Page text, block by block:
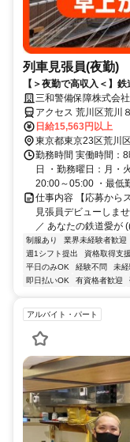
列車見張員(夜勤)
【＞夜勤で高収入＜】
♪
三和警備保障株式会
アクセス 荒川区荒川
談可 ■電話面接■来社
日給15,563円以上
東京都東京23区荒川区
勤務時間 実働時間：
日 ・勤務曜日：月・
20:00～05:00 ・最低
仕事内容 【応募から
見張員デビューしま
／ あなたの鉄道愛が
制服あり 業界未経験者歓迎
週1シフト提出
資格取得支
平日のみOK
経験不問 未
即日払いOK
有資格者歓迎
アルバイト・パート